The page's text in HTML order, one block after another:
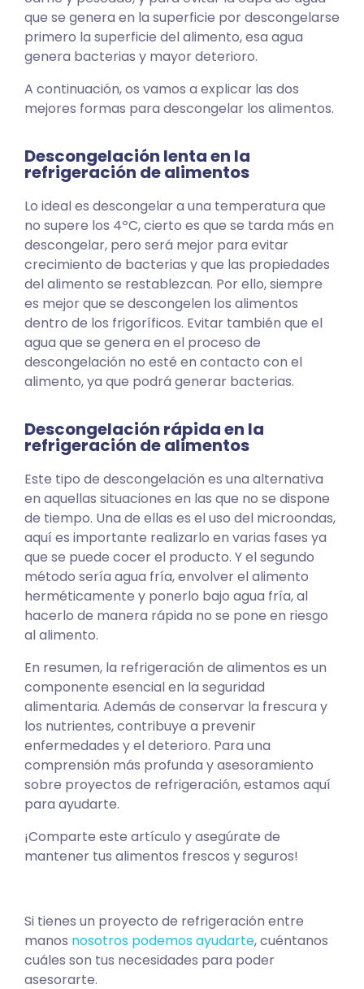
que se genera en la superficie por descongelarse
primero la superficie del alimento, esa agua
genera bacterias y mayor deterioro.
A continuación, os vamos a explicar las dos
mejores formas para descongelar los alimentos.
Descongelación lenta en la
refrigeración de alimentos
Lo ideal es descongelar a una temperatura que
no supere los 4ºC, cierto es que se tarda más en
descongelar, pero será mejor para evitar
crecimiento de bacterias y que las propiedades
del alimento se restablezcan. Por ello, siempre
es mejor que se descongelen los alimentos
dentro de los frigoríficos. Evitar también que el
agua que se genera en el proceso de
descongelación no esté en contacto con el
alimento, ya que podrá generar bacterias.
Descongelación rápida en la
refrigeración de alimentos
Este tipo de descongelación es una alternativa
en aquellas situaciones en las que no se dispone
de tiempo. Una de ellas es el uso del microondas,
aquí es importante realizarlo en varias fases ya
que se puede cocer el producto. Y el segundo
método sería agua fría, envolver el alimento
herméticamente y ponerlo bajo agua fría, al
hacerlo de manera rápida no se pone en riesgo
al alimento.
En resumen, la refrigeración de alimentos es un
componente esencial en la seguridad
alimentaria. Además de conservar la frescura y
los nutrientes, contribuye a prevenir
enfermedades y el deterioro. Para una
comprensión más profunda y asesoramiento
sobre proyectos de refrigeración, estamos aquí
para ayudarte.
¡Comparte este artículo y asegúrate de
mantener tus alimentos frescos y seguros!
Si tienes un proyecto de refrigeración entre
manos nosotros podemos ayudarte, cuéntanos
cuáles son tus necesidades para poder
asesorarte.